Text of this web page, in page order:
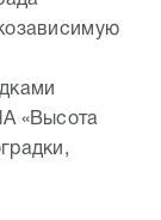
«Высота